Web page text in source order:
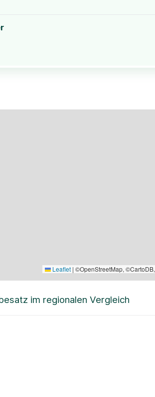
Leaflet | ©OpenStreetMap, ©CartoDB,
im regionalen Vergleich